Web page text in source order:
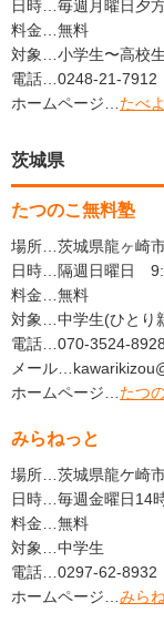
日時…毎週月曜日夕
料金…無料
対象…小学生〜高校
電話…0248-21-7912
ホームページ… たべ
茨城県
たつのこ無料塾
場所…茨城県龍ヶ崎
日時…隔週日曜日
料金…無料
対象…中学生(ひとり
電話…070-3524-8928
メール
ホームページ… たつ
みらねっと
場所…茨城県龍ケ崎
日時…毎週金曜日14
料金…無料
対象…中学生
電話…0297-62-8932
ホームページ… みら